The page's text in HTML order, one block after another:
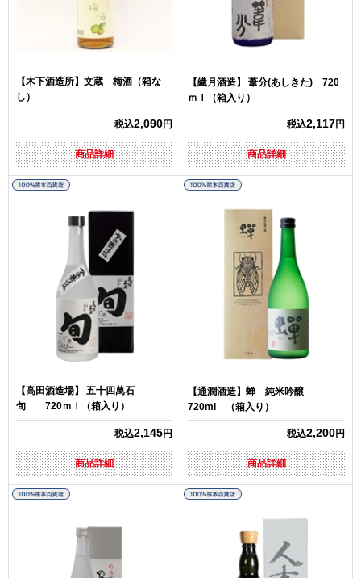
【木下酒造所】文蔵 梅酒（箱な
し）
税込2,090円
商品詳細
【繊月酒造】 葦分(あしきた) 720
ｍｌ（箱入り）
税込2,117円
商品詳細
【高田酒造場】 五十四萬石
旬 720ｍｌ（箱入り）
税込2,145円
商品詳細
【通潤酒造】蝉 純米吟醸
720ml （箱入り）
税込2,200円
商品詳細